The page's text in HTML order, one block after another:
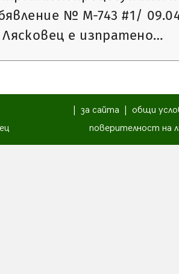
№ М-743 #1/
е изпратено…
за сайта
общи
поверителност на